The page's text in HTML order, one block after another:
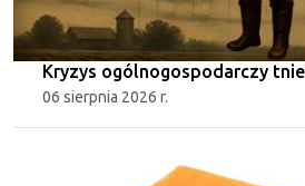
Kryzys ogólnogospodarczy
06 sierpnia 2026 r.